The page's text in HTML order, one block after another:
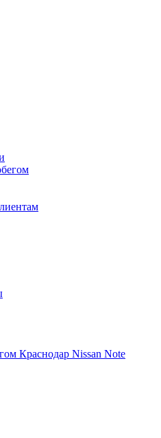
Краснодар Nissan Note